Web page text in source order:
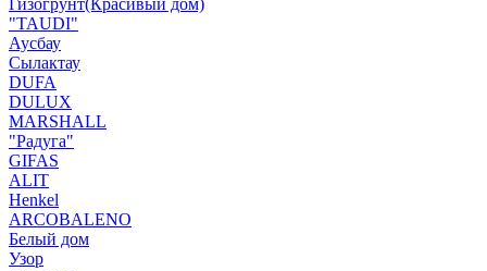
Гизогрунт(Красивый дом)
"TAUDI"
Аусбау
Сылактау
DUFA
DULUX
MARSHALL
"Радуга"
GIFAS
ALIT
Henkel
ARCOBALENO
Белый дом
Узор